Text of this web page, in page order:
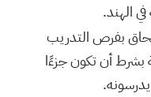
الهند.
بفرص التدريب
بشرط أن تكون جزءًا